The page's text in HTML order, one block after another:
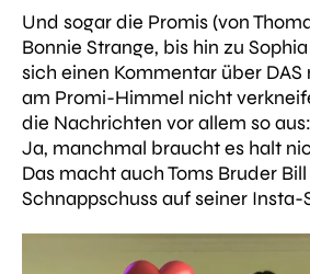
Und sogar die Promis (von
Bonnie Strange, bis hin zu
sich einen Kommentar über
am Promi-Himmel nicht
die Nachrichten vor allem so
Ja, manchmal braucht es halt
Das macht auch Toms Bruder
Schnappschuss auf seiner